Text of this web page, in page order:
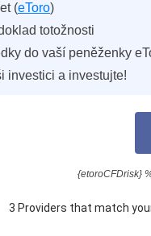
(eToro)
totožnosti
do vaší peněženky
investici a investujte!
{etoroCFDrisk}
3 Providers that match